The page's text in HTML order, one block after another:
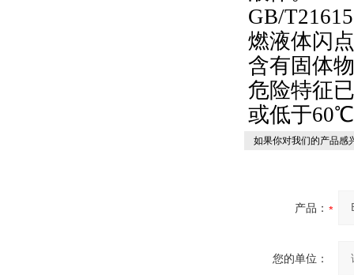
GB/
燃液体闪
含有固体
危险特征
或低于
如果你对我们的产品感
产品：
您的单位：